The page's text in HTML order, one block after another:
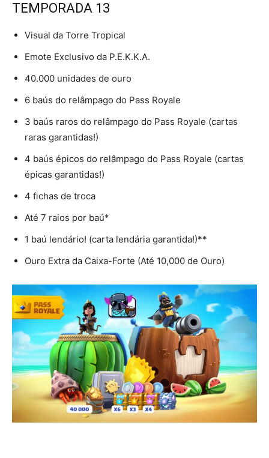
TEMPORADA 13
Visual da Torre Tropical
Emote Exclusivo da P.E.K.K.A.
40.000 unidades de ouro
6 baús do relâmpago do Pass Royale
3 baús raros do relâmpago do Pass Royale (cartas
raras garantidas!)
4 baús épicos do relâmpago do Pass Royale (cartas
épicas garantidas!)
4 fichas de troca
Até 7 raios por baú*
1 baú lendário! (carta lendária garantida!)**
Ouro Extra da Caixa-Forte (Até 10,000 de Ouro)